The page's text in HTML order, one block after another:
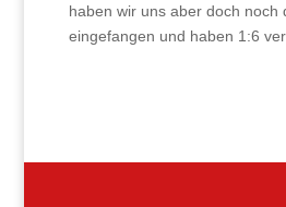
haben wir uns aber doch noch
eingefangen und haben 1:6